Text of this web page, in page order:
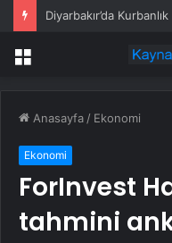
Diyarbakır’da
Menü
Anasayfa / Ekonomi
Ekonomi
ForInvest
tahmini